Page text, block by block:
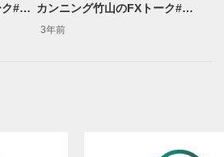
カンニング竹山のFXトーク#7～億トレーダーのガチトーク～ カンニング竹山のFXトーク#9～著名トレーダーの取引スタイル～
3年前